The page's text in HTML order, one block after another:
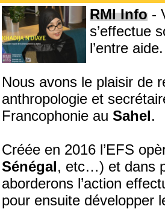
RMI Info -
s’effectue
l’entre aide.
Nous avons le plaisir de
anthropologie et
Francophonie au Sahel.
Créée en 2016 l’EFS
Sénégal, etc…) et dans
aborderons l’action
pour ensuite développer